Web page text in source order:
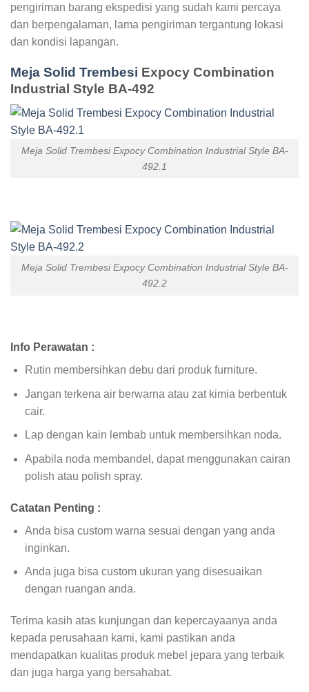
pengiriman barang ekspedisi yang sudah kami percaya
dan berpengalaman, lama pengiriman tergantung lokasi
dan kondisi lapangan.
Meja Solid Trembesi Expocy Combination
Industrial Style BA-492
Meja Solid Trembesi Expocy Combination Industrial Style BA-
492.1
Meja Solid Trembesi Expocy Combination Industrial Style BA-
492.2
Info Perawatan :
Rutin membersihkan debu dari produk furniture.
Jangan terkena air berwarna atau zat kimia berbentuk
cair.
Lap dengan kain lembab untuk membersihkan noda.
Apabila noda membandel, dapat menggunakan cairan
polish atau polish spray.
Catatan Penting :
Anda bisa custom warna sesuai dengan yang anda
inginkan.
Anda juga bisa custom ukuran yang disesuaikan
dengan ruangan anda.
Terima kasih atas kunjungan dan kepercayaanya anda
kepada perusahaan kami, kami pastikan anda
mendapatkan kualitas produk mebel jepara yang terbaik
dan juga harga yang bersahabat.